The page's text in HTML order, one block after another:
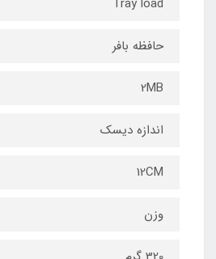
حافظه بافر
2MB
اندازه دیسک
12CM
وزن